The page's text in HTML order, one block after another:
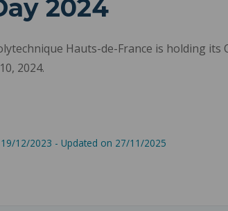
2024
Hauts-de-France is holding its
2024.
12/2023 - Updated on 27/11/2025